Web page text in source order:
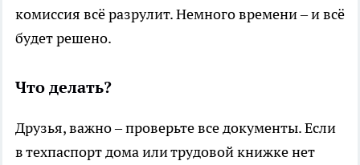
комиссия всё разрулит. Немного времени – и всё
будет решено.
Что делать?
Друзья, важно – проверьте все документы. Если
в техпаспорт дома или трудовой книжке нет